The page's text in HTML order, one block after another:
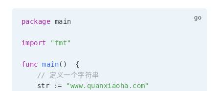
package main
import "fmt"
func main( )
{
// 定义一个字符串
	str
:= "www.quanxiaoha.com"